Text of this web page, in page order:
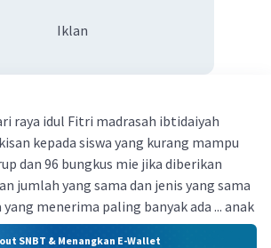
Iklan
raya idul Fitri madrasah ibtidaiyah
kepada siswa yang kurang mampu
dan 96 bungkus mie jika diberikan
jumlah yang sama dan jenis yang sama
menerima paling banyak ada ... anak
SNBT & Menangkan E-Wallet